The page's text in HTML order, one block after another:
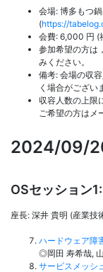
会場: 博多もつ
(https://
会費: 6,000 円 (
参加希望の方は，
みください。
備考: 会場の収
く場合がござい
収容人数の上限
ご希望の方はメ
2024/09/
OSセッション
座長: 深井 貴明 (産業技
ハードウェア障
◎岡田 寿希哉,
サービスメッシ